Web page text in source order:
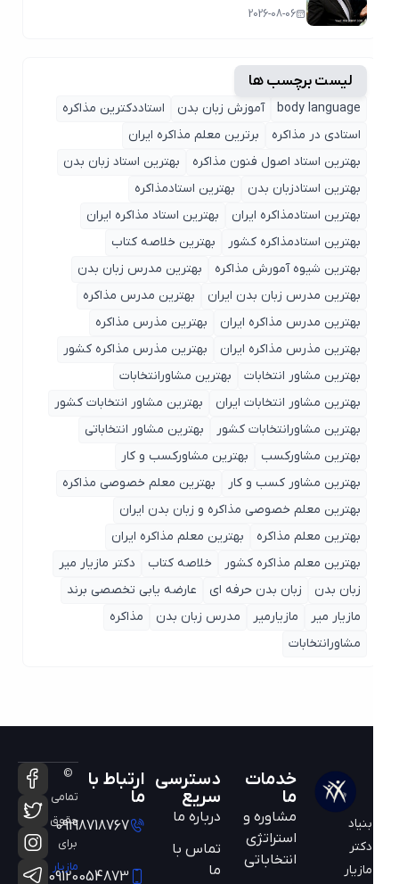
2026-08-06
لیست برچسب ها
body language آموزش زبان بدن
استاددکترین مذاکره
استادی در مذاکره
برترین معلم مذاکره ایران
بهترین استاد اصول ‌فنون مذاکره
بهترین استاد زبان بدن
بهترین استادزبان بدن
بهترین استادمذاکره
بهترین استادمذاکره ایران
بهترین استاد مذاکره ایران
بهترین استادمذاکره کشور
بهترین خلاصه کتاب
بهترین شیوه آمورش مذاکره
بهترین مدرس زبان بدن
بهترین مدرس زبان بدن ایران
بهترین مدرس مذاکره
بهترین مدرس مذاکره ایران
بهترین مذرس مذاکره
بهترین مذرس مذاکره ایران
بهترین مذرس مذاکره کشور
بهترین مشاور انتخابات
بهترین مشاورانتخابات
بهترین مشاور انتخابات ایران
بهترین مشاور انتخابات کشور
بهترین مشاورانتخابات کشور
بهترین مشاور انتخاباتی
بهترین مشاورکسب
بهترین مشاورکسب و کار
بهترین مشاور کسب و کار
بهترین معلم خصوصی مذاکره
بهترین معلم خصوصی مذاکره و زبان بدن ایران
بهترین معلم مذاکره
بهترین معلم مذاکره ایران
بهترین معلم مذاکره کشور
خلاصه کتاب
دکتر مازیار میر
زبان بدن
زبان بدن حرفه ای
عارضه یابی تخصصی برند
مازیار میر
مازیارمیر مدرس زبان بدن
مذاکره
مشاورانتخابات
مازیار
خدمات
مشاوره و
استراتژی
انتخاباتی
دسترسی
سریع
درباره ما
تماس با
ما
ارتباط با
09198718767
09120054873
©
تمامی
حقوق
مازیار